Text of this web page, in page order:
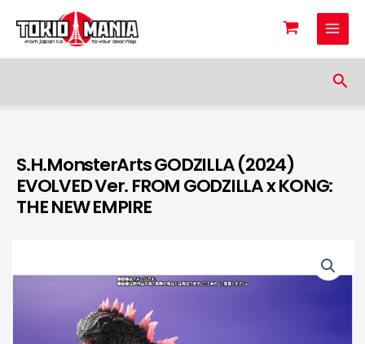
Skip to content
S.H.MonsterArts GODZILLA (2024)
EVOLVED Ver. FROM GODZILLA x KONG:
THE NEW EMPIRE